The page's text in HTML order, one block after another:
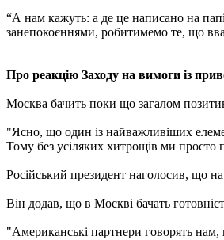
“А нам кажуть: а де це написано на
занепокоєннями, робитимемо те, що
Про реакцію Заходу на вимоги із
Москва бачить поки що загалом
"Ясно, що один із найважливіших
Тому без усіляких хитрощів ми
Російський президент наголосив, що
Він додав, що в Москві бачать
"Американські партнери говорять нам,